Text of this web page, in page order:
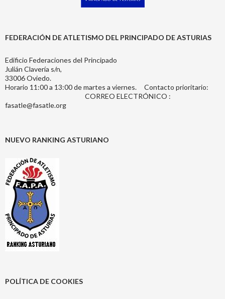
FEDERACIÓN DE ATLETISMO DEL PRINCIPADO DE ASTURIAS
Edificio Federaciones del Principado
Julián Clavería s/n,
33006 Oviedo.
Horario 11:00 a 13:00 de martes a viernes. Contacto prioritario:
CORREO ELECTRÓNICO :
fasatle@fasatle.org
NUEVO RANKING ASTURIANO
POLÍTICA DE COOKIES